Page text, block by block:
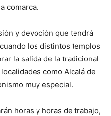
comarca.
y devoción que tendrá
los distintos templos
la salida de la tradicional
como Alcalá de
muy especial.
horas y horas de trabajo,